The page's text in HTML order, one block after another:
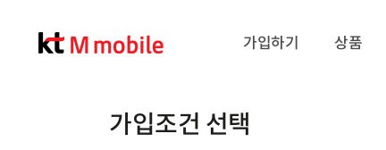
가입하기 상품
가입조건 선택